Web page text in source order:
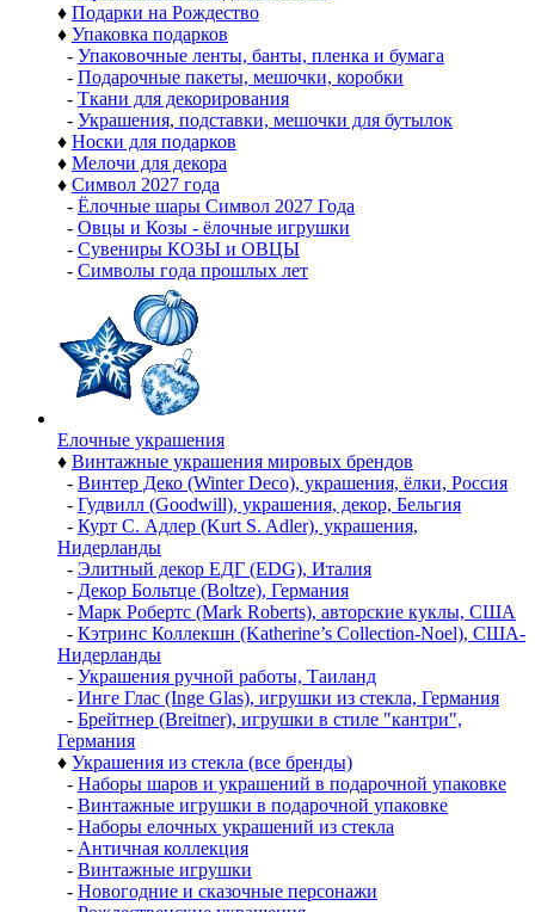
♦ Подарки на Рождество
♦ Упаковка подарков
- Упаковочные ленты, банты, пленка и бумага
- Подарочные пакеты, мешочки, коробки
- Ткани для декорирования
- Украшения, подставки, мешочки для бутылок
♦ Носки для подарков
♦ Мелочи для декора
♦ Символ 2027 года
- Ёлочные шары Символ 2027 Года
- Овцы и Козы - ёлочные игрушки
- Сувениры КОЗЫ и ОВЦЫ
- Символы года прошлых лет
Елочные украшения
♦ Винтажные украшения мировых брендов
- Винтер Деко (Winter Deco), украшения, ёлки, Россия
- Гудвилл (Goodwill), украшения, декор, Бельгия
- Курт С. Адлер (Kurt S. Adler), украшения,
Нидерланды
- Элитный декор ЕДГ (EDG), Италия
- Декор Больтце (Boltze), Германия
- Марк Робертс (Mark Roberts), авторские куклы, США
- Кэтринс Коллекшн (Katherine’s Collection-Noel), США-
Нидерланды
- Украшения ручной работы, Таиланд
- Инге Глас (Inge Glas), игрушки из стекла, Германия
- Брейтнер (Breitner), игрушки в стиле "кантри",
Германия
♦ Украшения из стекла (все бренды)
- Наборы шаров и украшений в подарочной упаковке
- Винтажные игрушки в подарочной упаковке
- Наборы елочных украшений из стекла
- Античная коллекция
- Винтажные игрушки
- Новогодние и сказочные персонажи